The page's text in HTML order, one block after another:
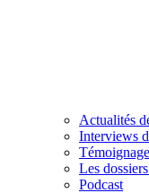
Actualités
Interviews
Les
Podcast